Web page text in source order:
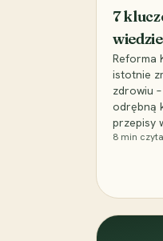
7
Reforma
istotnie
zdrowiu
odrębną
przepisy
8 min